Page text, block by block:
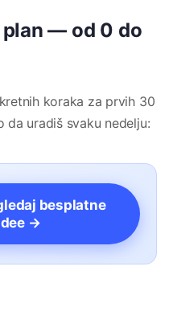
— od 0 do
koraka za prvih 30
uradiš svaku nedelju:
besplatne
→